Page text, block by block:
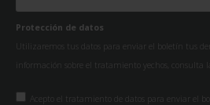
Protección de datos
Utilizaremos tus datos para enviar el boletín tus
información sobre el tratamiento yechos, consulta
Acepto el tratamiento de datos para enviar el